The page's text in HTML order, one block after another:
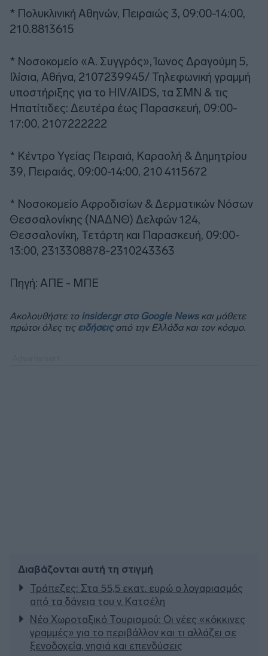
* Πολυκλινική Αθηνών, Πειραιώς 3, 09:00-14:00,
210.8813615
* Νοσοκομείο «Α. Συγγρός», Ίωνος Δραγούμη 5,
Ιλίσια, Αθήνα, 2107239945/ Τηλεφωνική γραμμή
υποστήριξης για το HIV/AIDS, τα ΣΜΝ & τις
Ηπατίτιδες: Δευτέρα έως Παρασκευή, 09:00-
17:00, 2107222222
* Κέντρο Υγείας Πειραιά, Καραολή & Δημητρίου
39, Πειραιάς, 09:00-14:00, 210 4115672
* Νοσοκομείο Αφροδισίων & Δερματικών Νόσων
Θεσσαλονίκης (ΝΑΔΝΘ) Δελφών 124,
Θεσσαλονίκη, Τετάρτη και Παρασκευή, 09:00-
13:00, 2313308878-2310243363
Πηγή: ΑΠΕ - ΜΠΕ
Ακολουθήστε το insider.gr στο Google Newsκαι μάθετε
πρώτοι όλες τις ειδήσειςαπό την Ελλάδα και τον κόσμο.
Διαβάζονται αυτή τη στιγμή
Τράπεζες: Στα 55,5 εκατ. ευρώ ο λογαριασμός
από τα δάνεια του ν. Κατσέλη
Νέο Χωροταξικό Τουρισμού: Οι νέες «κόκκινες
γραμμές» για το περιβάλλον και τι αλλάζει σε
ξενοδοχεία, νησιά και επενδύσεις